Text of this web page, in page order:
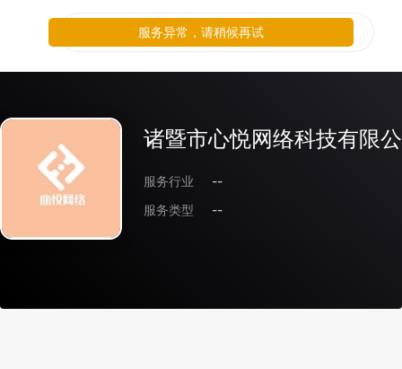
诸暨市心悦网络科技有限
服务行业
--
服务类型
--
服务异常，请稍候再试